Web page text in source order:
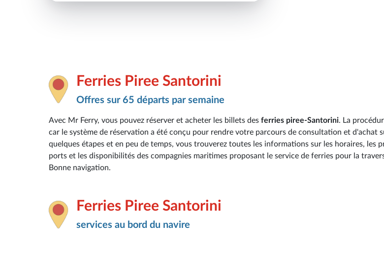
Ferries Piree Santorini
Offres sur 65 départs par semaine
Avec Mr Ferry, vous pouvez réserver et acheter les billets des ferries piree-Santorini. La
car le système de réservation a été conçu pour rendre votre parcours de consultation et d'achat
quelques étapes et en peu de temps, vous trouverez toutes les informations sur les horaires, les
ports et les disponibilités des compagnies maritimes proposant le service de ferries pour la
Bonne navigation.
Ferries Piree Santorini
services au bord du navire